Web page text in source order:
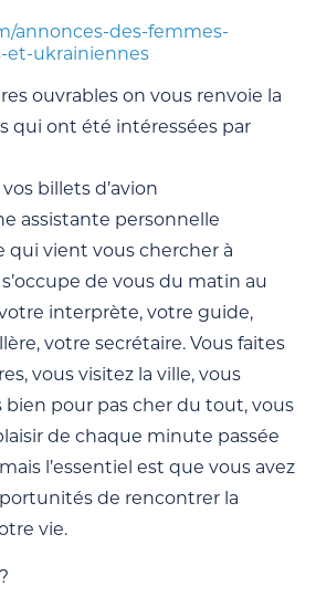
annonces-des-femmes-
et-ukrainiennes
ouvrables on vous renvoie la
qui ont été intéressées par
billets d’avion
assistante personnelle
qui vient vous chercher à
de vous du matin au
interprète, votre guide,
votre secrétaire. Vous faites
vous visitez la ville, vous
bien pour pas cher du tout, vous
de chaque minute passée
l’essentiel est que vous avez
de rencontrer la
vie.